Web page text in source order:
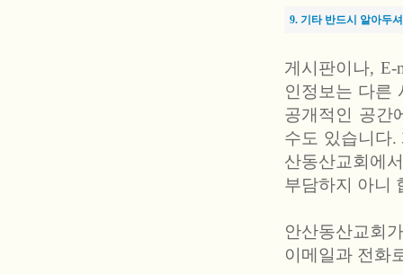
9. 기타 반드시 알아두
게시판이나,
인정보는 다른
공개적인 공간
수도 있습니다
산동산교회에
부담하지 아니
안산동산교회
이메일과 전화